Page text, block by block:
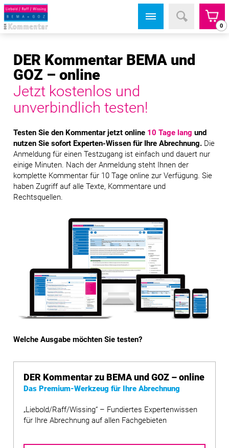
0
DER Kommentar BEMA und
GOZ – online
Jetzt kostenlos und
unverbindlich testen!
Testen Sie den Kommentar jetzt online 10 Tage lang und
nutzen Sie sofort Experten-Wissen für Ihre Abrechnung. Die
Anmeldung für einen Testzugang ist einfach und dauert nur
einige Minuten. Nach der Anmeldung steht Ihnen der
komplette Kommentar für 10 Tage online zur Verfügung. Sie
haben Zugriff auf alle Texte, Kommentare und
Rechtsquellen.
Welche Ausgabe möchten Sie testen?
DER Kommentar zu BEMA und GOZ – online
Das Premium-Werkzeug für Ihre Abrechnung
„Liebold/Raff/Wissing“ – Fundiertes Expertenwissen
für Ihre Abrechnung auf allen Fachgebieten